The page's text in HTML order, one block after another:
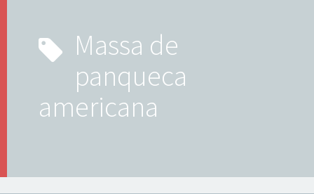
massa de
panqueca
americana